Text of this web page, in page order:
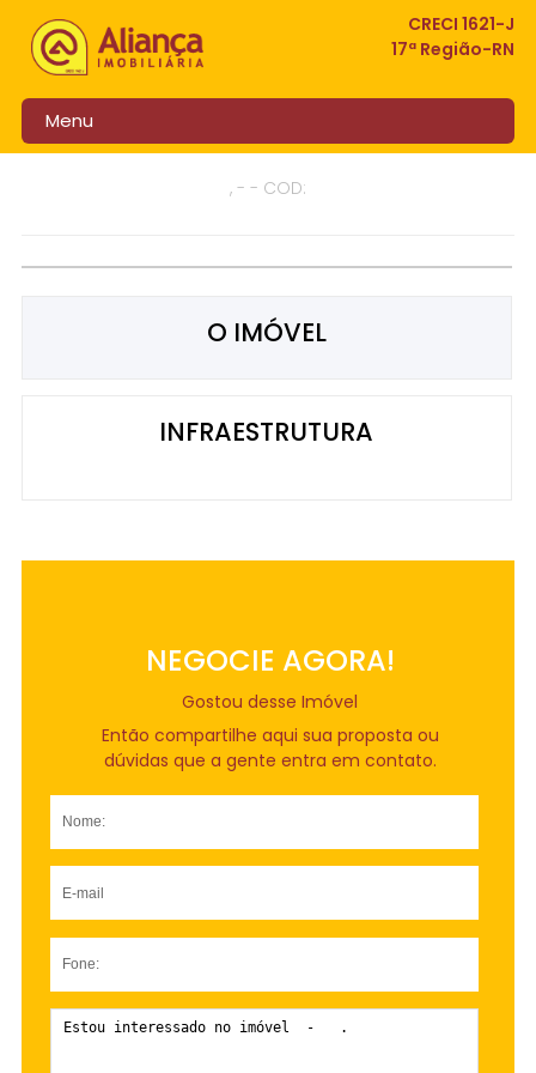
CRECI 1621-J
17ª Região-RN
Menu
, - - COD:
O IMÓVEL
INFRAESTRUTURA
NEGOCIE AGORA!
Gostou desse Imóvel
Então compartilhe aqui sua proposta ou
dúvidas que a gente entra em contato.